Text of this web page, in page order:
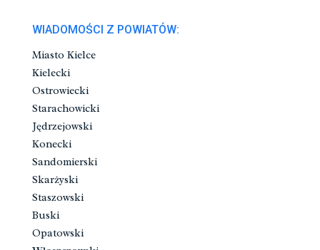
WIADOMOŚCI Z POWIATÓW:
Miasto Kielce
Kielecki
Ostrowiecki
Starachowicki
Jędrzejowski
Konecki
Sandomierski
Skarżyski
Staszowski
Buski
Opatowski